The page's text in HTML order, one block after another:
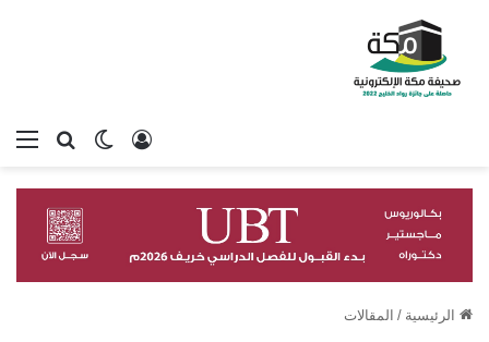
بحثالوضع
تسجيل الدخول
الرئيسية / المقالات